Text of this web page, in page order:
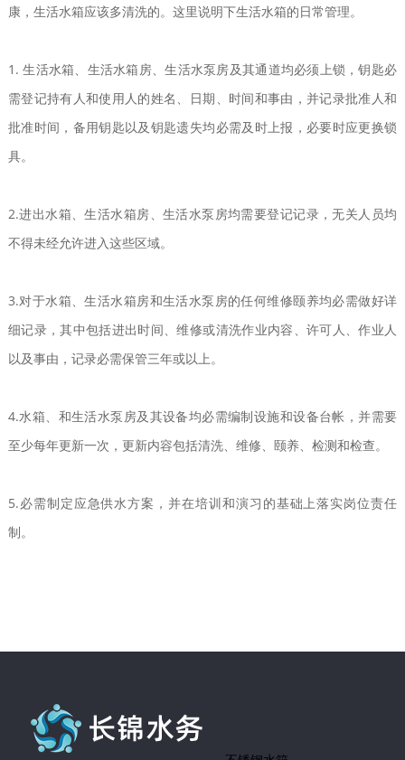
康，生活水箱应该多清洗的。这里说明下生活水箱的日常管理。
1. 生活水箱、生活水箱房、生活水泵房及其通道均必须上锁，钥匙必
需登记持有人和使用人的姓名、日期、时间和事由，并记录批准人和
批准时间，备用钥匙以及钥匙遗失均必需及时上报，必要时应更换锁
具。
2.进出水箱、生活水箱房、生活水泵房均需要登记记录，无关人员均
不得未经允许进入这些区域。
3.对于水箱、生活水箱房和生活水泵房的任何维修颐养均必需做好详
细记录，其中包括进出时间、维修或清洗作业内容、许可人、作业人
以及事由，记录必需保管三年或以上。
4.水箱、和生活水泵房及其设备均必需编制设施和设备台帐，并需要
至少每年更新一次，更新内容包括清洗、维修、颐养、检测和检查。
5.必需制定应急供水方案，并在培训和演习的基础上落实岗位责任
制。